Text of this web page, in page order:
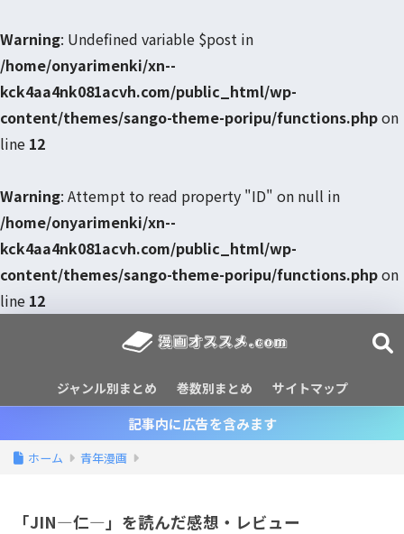
Warning: Undefined variable $post in
/home/onyarimenki/xn--
kck4aa4nk081acvh.com/public_html/wp-
content/themes/sango-theme-poripu/functions.phpon
line 12
Warning: Attempt to read property "ID" on null in
/home/onyarimenki/xn--
kck4aa4nk081acvh.com/public_html/wp-
content/themes/sango-theme-poripu/functions.phpon
line 12
ジャンル別まとめ 巻数別まとめ サイトマップ
記事内に広告を含みます
ホーム 青年漫画
「JIN―仁―」を読んだ感想・レビュー